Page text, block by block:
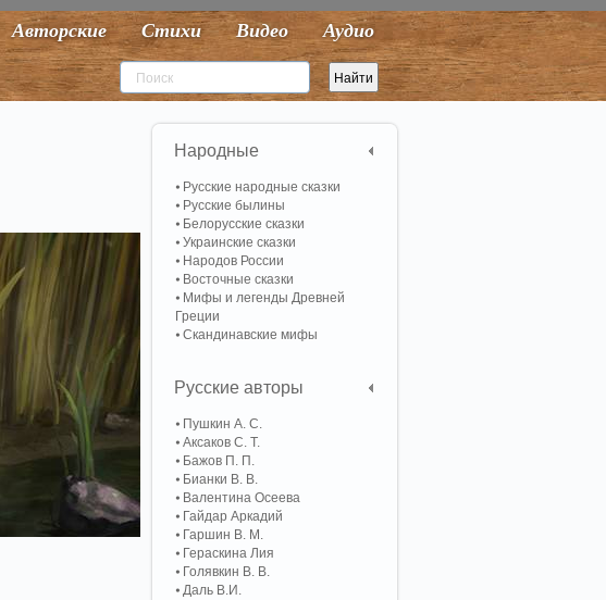
Авторские Стихи Видео Аудио
Народные
Русские народные сказки
Русские былины
Белорусские сказки
Украинские сказки
Народов России
Восточные сказки
Мифы и легенды Древней
Греции
Скандинавские мифы
Русские авторы
Пушкин А. С.
Аксаков С. Т.
Бажов П. П.
Бианки В. В.
Валентина Осеева
Гайдар Аркадий
Гаршин В. М.
Гераскина Лия
Голявкин В. В.
Даль В.И.